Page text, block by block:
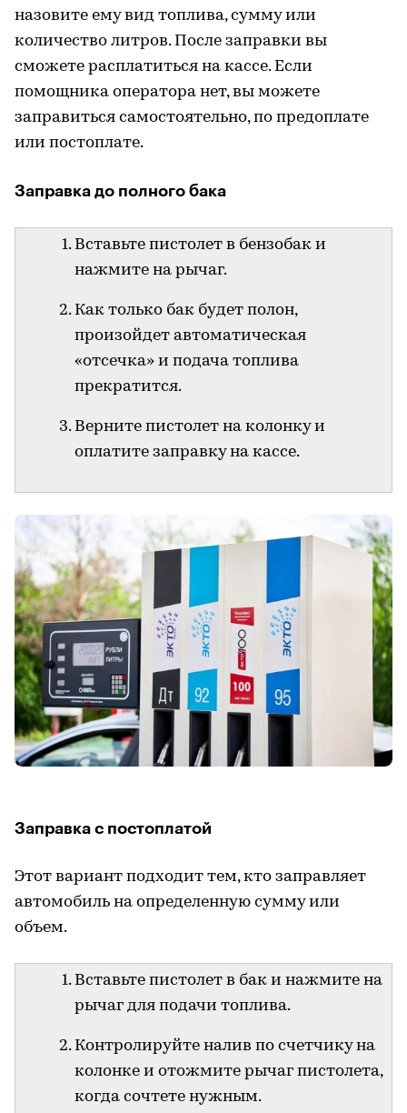
назовите ему вид топлива, сумму или
количество литров. После заправки вы
сможете расплатиться на кассе. Если
помощника оператора нет, вы можете
заправиться самостоятельно, по предоплате
или постоплате.
Заправка до полного бака
Вставьте пистолет в бензобак и
нажмите на рычаг.
Как только бак будет полон,
произойдет автоматическая
«отсечка» и подача топлива
прекратится.
Верните пистолет на колонку и
оплатите заправку на кассе.
Заправка с постоплатой
Этот вариант подходит тем, кто заправляет
автомобиль на определенную сумму или
объем.
Вставьте пистолет в бак и нажмите на
рычаг для подачи топлива.
Контролируйте налив по счетчику на
колонке и отожмите рычаг пистолета,
когда сочтете нужным.